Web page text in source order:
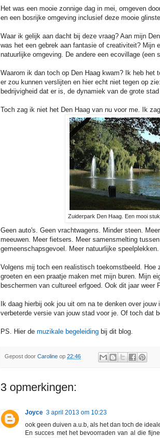
Het was een mooie zonnige dag in mei, omgeven
en een bosrijke omgeving inclusief deze mooie
Waar ik gelijk aan dacht bij deze vraag? Aan mijn
was het een gebrek aan fantasie of creativiteit? Mijn
natuurlijke omgeving. De andere een ecovillage (een
Waarom ik dan toch op Den Haag kwam? Ik heb
er zou kunnen verslijten en hier echt niet tegen op
bedrijvigheid dat er is, de dynamiek van de grote
Toch zag ik niet het Den Haag van nu voor me. Ik
Zuiderpark Den Haag. Een mooi
Geen auto's. Geen vrachtwagens. Minder steen.
meeuwen. Meer fietsers. Meer samensmelting
gemeenschapsgevoel. Meer natuurlijke
Volgens mij toch een realistisch toekomstbeeld. Hoe
groeten en een praatje maken met mijn buren. Mijn
beschermen van cultureel erfgoed. Ook dit jaar weer
Ik daag hierbij ook jou uit om na te denken over
verbeterde versie van jouw stad voor je. Of toch dat
PS. Hier de muzikale begeleiding bij dit blog.
Gepost door Caroline op 22:46
3 opmerkingen:
Joyce 3 april 2013 om 10:23
ook geen duiven a.u.b, als het dan toch de
En succes met het bevoorraden van al die